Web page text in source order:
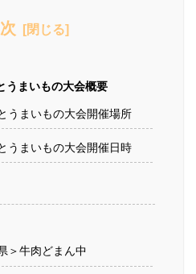
うまいもの大会概要
うまいもの大会開催場所
うまいもの大会開催日時
＞牛肉どまん中